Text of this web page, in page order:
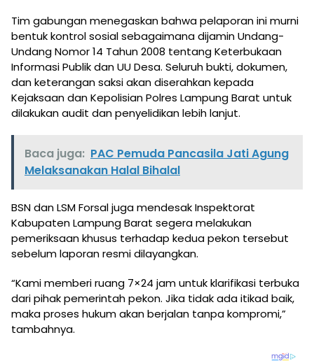
Tim gabungan menegaskan bahwa pelaporan ini murni
bentuk kontrol sosial sebagaimana dijamin Undang-
Undang Nomor 14 Tahun 2008 tentang Keterbukaan
Informasi Publik dan UU Desa. Seluruh bukti, dokumen,
dan keterangan saksi akan diserahkan kepada
Kejaksaan dan Kepolisian Polres Lampung Barat untuk
dilakukan audit dan penyelidikan lebih lanjut.
Baca juga: PAC Pemuda Pancasila Jati Agung
Melaksanakan Halal Bihalal
BSN dan LSM Forsal juga mendesak Inspektorat
Kabupaten Lampung Barat segera melakukan
pemeriksaan khusus terhadap kedua pekon tersebut
sebelum laporan resmi dilayangkan.
“Kami memberi ruang 7×24 jam untuk klarifikasi terbuka
dari pihak pemerintah pekon. Jika tidak ada itikad baik,
maka proses hukum akan berjalan tanpa kompromi,”
tambahnya.